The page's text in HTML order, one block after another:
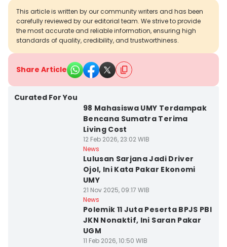
This article is written by our community writers and has been
carefully reviewed by our editorial team. We strive to provide
the most accurate and reliable information, ensuring high
standards of quality, credibility, and trustworthiness.
Share Article
Curated For You
98 Mahasiswa UMY Terdampak
Bencana Sumatra Terima
Living Cost
12 Feb 2026, 23:02 WIB
News
Lulusan Sarjana Jadi Driver
Ojol, Ini Kata Pakar Ekonomi
UMY
21 Nov 2025, 09:17 WIB
News
Polemik 11 Juta Peserta BPJS PBI
JKN Nonaktif, Ini Saran Pakar
UGM
11 Feb 2026, 10:50 WIB